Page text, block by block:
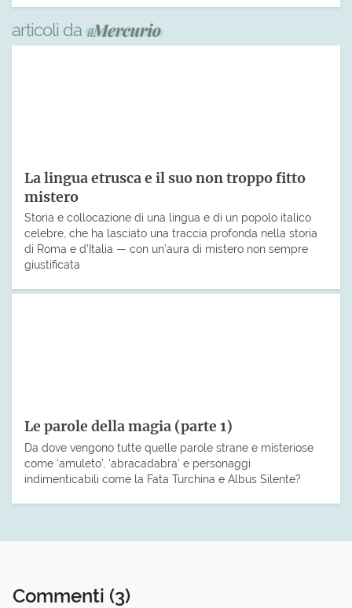
articoli da
La lingua etrusca e il suo non troppo fitto
mistero
Storia e collocazione di una lingua e di un popolo italico
celebre, che ha lasciato una traccia profonda nella storia
di Roma e d’Italia — con un’aura di mistero non sempre
giustificata
Le parole della magia (parte 1)
Da dove vengono tutte quelle parole strane e misteriose
come ‘amuleto’, ‘abracadabra’ e personaggi
indimenticabili come la Fata Turchina e Albus Silente?
Commenti (3)